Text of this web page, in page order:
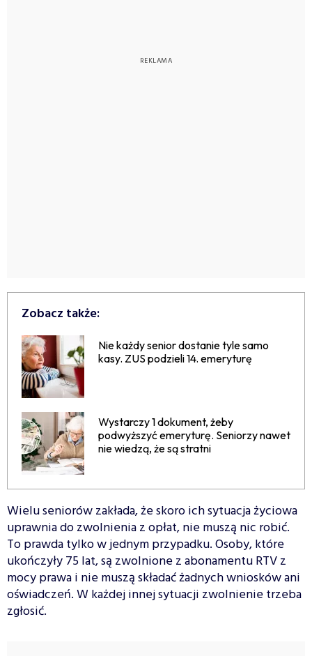
Zobacz także:
Nie każdy senior dostanie tyle samo
kasy. ZUS podzieli 14. emeryturę
Wystarczy 1 dokument, żeby
podwyższyć emeryturę. Seniorzy nawet
nie wiedzą, że są stratni
Wielu seniorów zakłada, że skoro ich sytuacja życiowa
uprawnia do zwolnienia z opłat, nie muszą nic robić.
To prawda tylko w jednym przypadku. Osoby, które
ukończyły 75 lat, są zwolnione z abonamentu RTV z
mocy prawa i nie muszą składać żadnych wniosków ani
oświadczeń. W każdej innej sytuacji zwolnienie trzeba
zgłosić.